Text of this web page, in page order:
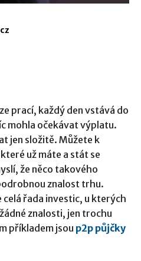
prací, každý den vstává do
mohla očekávat výplatu.
jen složitě. Můžete k
už máte a stát se
že něco takového
znalost trhu.
celá řada investic, u kterých
znalosti, jen trochu
příkladem jsou p2p půjčky